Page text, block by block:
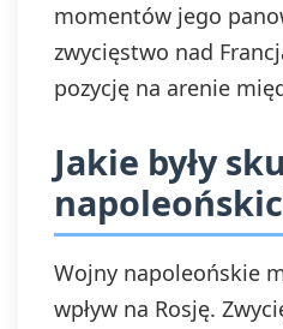
momentów jego
zwycięstwo nad
pozycję na arenie
Jakie były
Wojny napoleońskie
wpływ na Rosję.